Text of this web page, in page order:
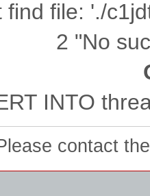
find file: './
2 "No
INTO
contact